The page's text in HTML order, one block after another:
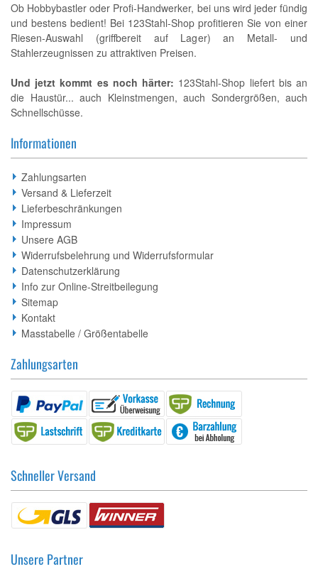
Ob Hobbybastler oder Profi-Handwerker, bei uns wird jeder fündig
und bestens bedient! Bei 123Stahl-Shop profitieren Sie von einer
Riesen-Auswahl (griffbereit auf Lager) an Metall- und
Stahlerzeugnissen zu attraktiven Preisen.
Und jetzt kommt es noch härter: 123Stahl-Shop liefert bis an
die Haustür... auch Kleinstmengen, auch Sondergrößen, auch
Schnellschüsse.
Informationen
Zahlungsarten
Versand & Lieferzeit
Lieferbeschränkungen
Impressum
Unsere AGB
Widerrufsbelehrung und Widerrufsformular
Datenschutzerklärung
Info zur Online-Streitbeilegung
Sitemap
Kontakt
Masstabelle / Größentabelle
Zahlungsarten
Schneller Versand
Unsere Partner